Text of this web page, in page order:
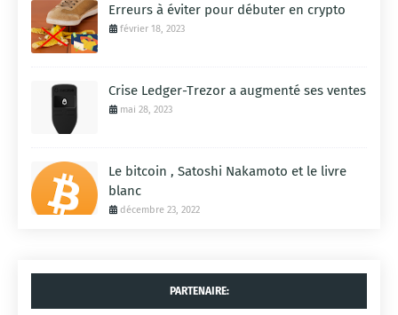
Erreurs à éviter pour débuter en crypto
février 18, 2023
Crise Ledger-Trezor a augmenté ses ventes
mai 28, 2023
Le bitcoin , Satoshi Nakamoto et le livre
blanc
décembre 23, 2022
PARTENAIRE: